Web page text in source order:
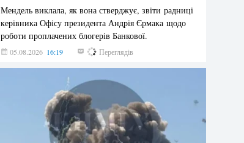
Мендель виклала, як вона стверджує, звіти радниці
керівника Офісу президента Андрія Єрмака щодо
роботи проплачених блогерів Банкової.
05.08.2026 16:19 188 Переглядів